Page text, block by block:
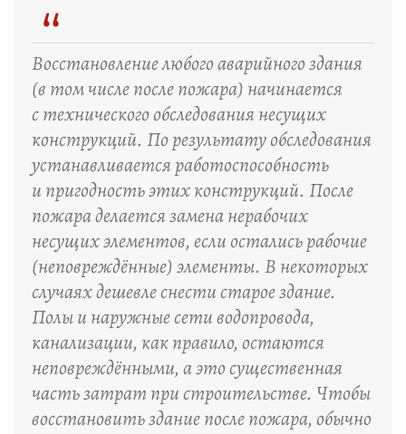
“
Восстановление любого аварийного здания
(в том числе после пожара) начинается
с технического обследования несущих
конструкций. По результату обследования
устанавливается работоспособность
и пригодность этих конструкций. После
пожара делается замена нерабочих
несущих элементов, если остались рабочие
(неповреждённые) элементы. В некоторых
случаях дешевле снести старое здание.
Полы и наружные сети водопровода,
канализации, как правило, остаются
неповреждёнными, а это существенная
часть затрат при строительстве. Чтобы
восстановить здание после пожара, обычно